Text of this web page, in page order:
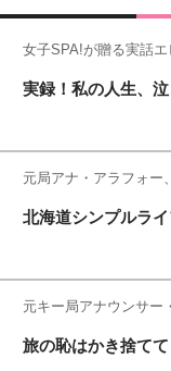
女子SPA!が贈る実話エ
実録！私の人生、
元局アナ・アラフォー
北海道シンプルライ
元キー局アナウンサー
旅の恥はかき捨てて